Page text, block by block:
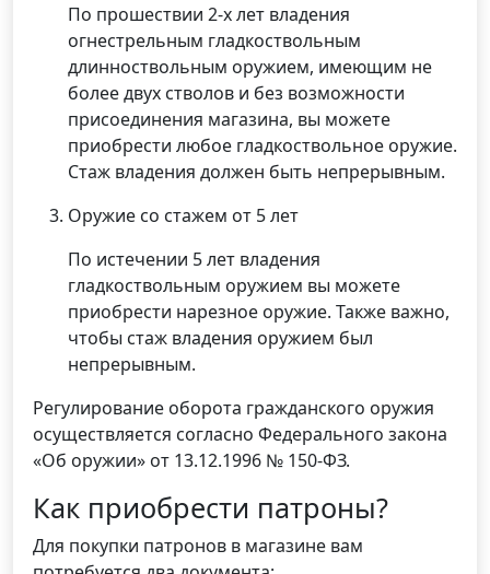
По прошествии 2-х лет владения
огнестрельным гладкоствольным
длинноствольным оружием, имеющим не
более двух стволов и без возможности
присоединения магазина, вы можете
приобрести любое гладкоствольное оружие.
Стаж владения должен быть непрерывным.
Оружие со стажем от 5 лет
По истечении 5 лет владения
гладкоствольным оружием вы можете
приобрести нарезное оружие. Также важно,
чтобы стаж владения оружием был
непрерывным.
Регулирование оборота гражданского оружия
осуществляется согласно Федерального закона
«Об оружии» от 13.12.1996 № 150-ФЗ.
Как приобрести патроны?
Для покупки патронов в магазине вам